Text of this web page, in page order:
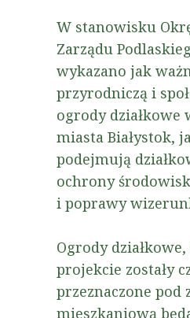
W stanowisku
Zarządu
wykazano jak
przyrodniczą i
ogrody działkowe
miasta Białystok,
podejmują
ochrony
i poprawy
Ogrody
projekcie zostały
przeznaczone pod
mieszkaniową